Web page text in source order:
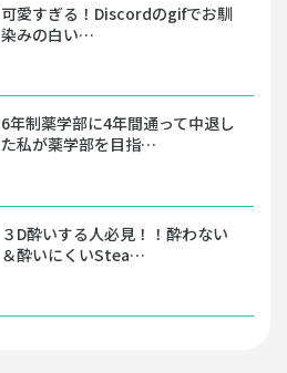
可愛すぎる！Discordのgifでお馴
染みの白い…
6年制薬学部に4年間通って中退し
た私が薬学部を目指…
３D酔いする人必見！！酔わない
＆酔いにくいStea…